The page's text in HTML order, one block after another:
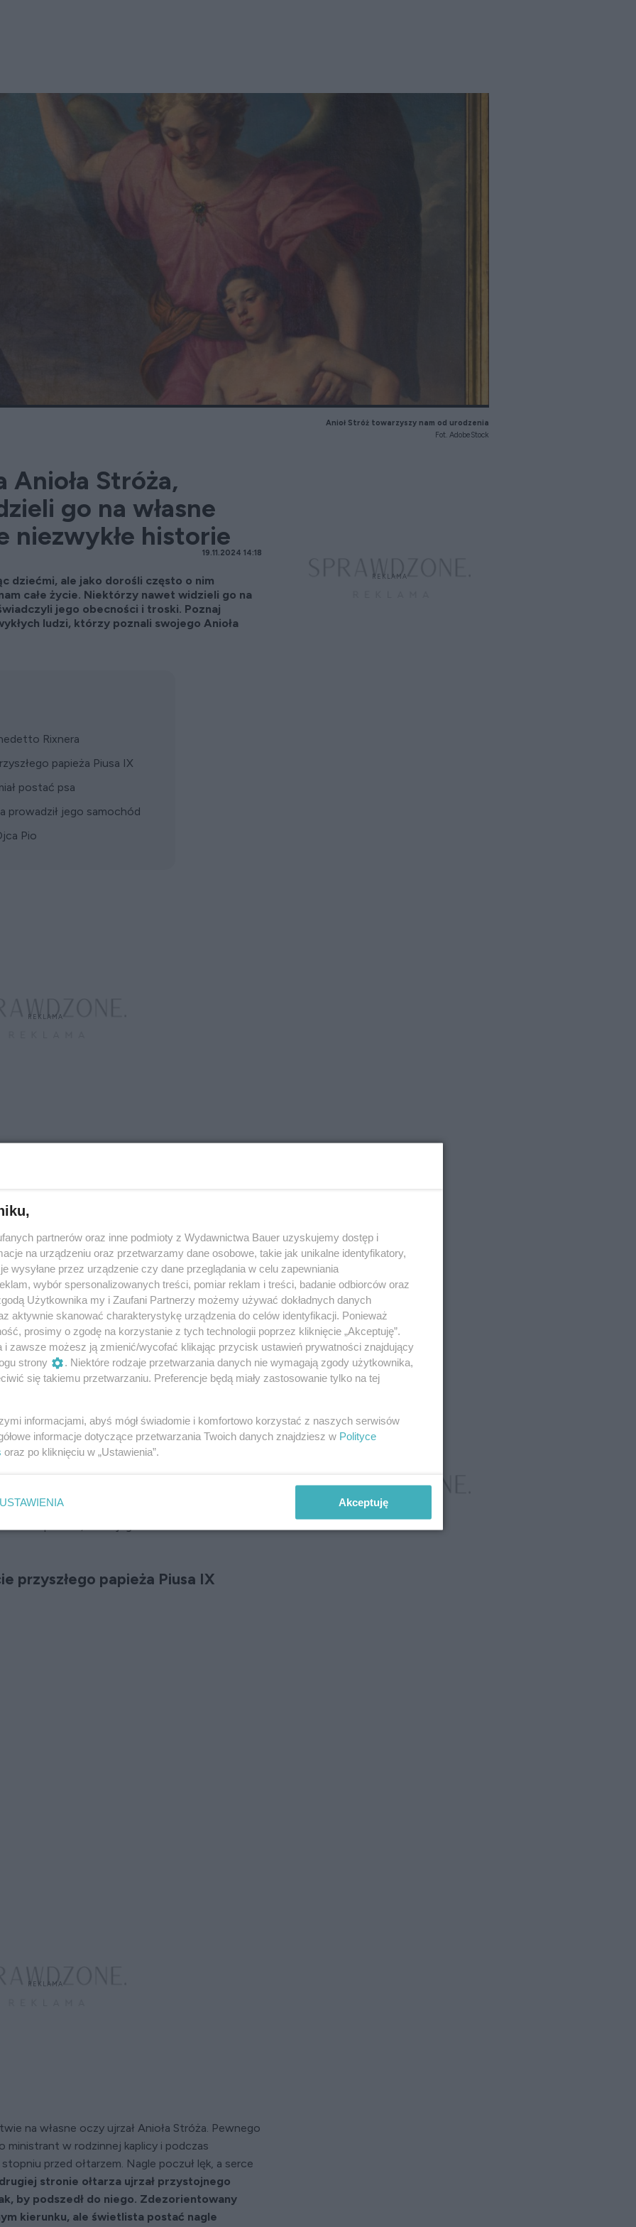
Anioł Stróż towarzyszy nam od urodzenia
Fot. AdobeStock
Anioła Stróża,
go na własne
niezwykłe historie
19.11.2024 14:18
dziećmi, ale jako dorośli często o nim
całe życie. Niektórzy nawet widzieli go na
jego obecności i troski. Poznaj
ludzi, którzy poznali swojego Anioła
Rixnera
papieża Piusa IX
postać psa
prowadził jego samochód
Pio
nad ludźmi, ratując ich w najbardziej
Kościoła nie brakuje świadectw o ich
które zmieniły bieg życia świętych
ojca Benedetto Rixnera w obozie
młodego Piusa IX, aż po psa, który jako Anioł
Bosko – anielskie interwencje niejednokrotnie
Poznaj inspirujące historie działańAniołów
jesteśmy sami.
Benedetto Rixnera
we Francji. 800 więźniów niemieckich zebranych
Benedetto Rixner, jeden z nich, nie mógł spać
odmawiając różaniec, żarliwie modlił się, prosząc
jest w niebie, daj mi coś do jedzenia, inaczej
Nagle pojawiła się postać francuskiego
bo Francuzi znajdowali się za
się do jeńców. Żołnierz spytał, czy chce
mu dwie pajdy chleba i dwa wielkie kawałki
pędem wrócił do baraku, pokazując, co ma
pewien, że to jego Anioł Stróż uratował
przyszłego papieża Piusa IX
na własne oczy ujrzał Anioła Stróża. Pewnego
ministrant w rodzinnej kaplicy i podczas
przed ołtarzem. Nagle poczuł lęk, a serce
stronie ołtarza ujrzał przystojnego
by podszedł do niego. Zdezorientowany
kierunku, ale świetlista postać nagle
partnerów oraz inne podmioty z Wydawnictwa Bauer uzyskujemy dostęp i
na urządzeniu oraz przetwarzamy dane osobowe, takie jak unikalne identyfikatory,
wysyłane przez urządzenie czy dane przeglądania w celu zapewniania
wybór spersonalizowanych treści, pomiar reklam i treści, badanie odbiorców oraz
Użytkownika my i Zaufani Partnerzy możemy używać dokładnych danych
aktywnie skanować charakterystykę urządzenia do celów identyfikacji. Ponieważ
prosimy o zgodę na korzystanie z tych technologii poprzez kliknięcie „Akceptuję”.
i zawsze możesz ją zmienić/wycofać klikając przycisk ustawień prywatności znajdujący
strony
. Niektóre rodzaje przetwarzania danych nie wymagają zgody użytkownika,
się takiemu przetwarzaniu. Preferencje będą miały zastosowanie tylko na tej
informacjami, abyś mógł świadomie i komfortowo korzystać z naszych serwisów
informacje dotyczące przetwarzania Twoich danych znajdziesz w Polityce
oraz po kliknięciu w „Ustawienia”.
USTAWIENIA Akceptuję